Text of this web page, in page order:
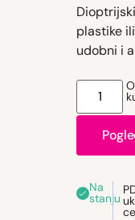
plastike
udobni i
Na
stanju